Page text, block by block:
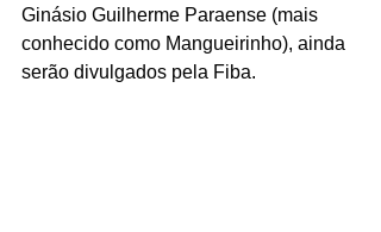
Ginásio Guilherme Paraense (mais
conhecido como Mangueirinho), ainda
serão divulgados pela Fiba.